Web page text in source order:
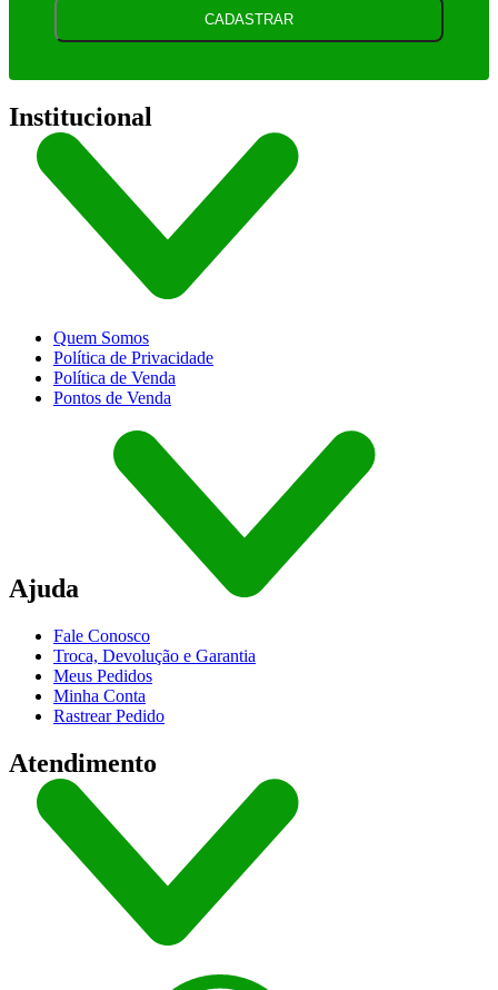
CADASTRAR
Institucional
Quem Somos
Política de Privacidade
Política de Venda
Pontos de Venda
Ajuda
Fale Conosco
Troca, Devolução e Garantia
Meus Pedidos
Minha Conta
Rastrear Pedido
Atendimento